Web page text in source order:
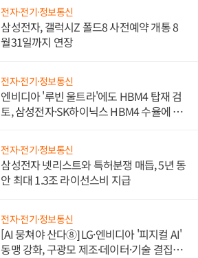
전자·전기·정보통신
삼성전자, 갤럭시Z 폴드8 사전예약 개통 8
월31일까지 연장
전자·전기·정보통신
엔비디아 '루빈 울트라'에도 HBM4 탑재 검
토, 삼성전자·SK하이닉스 HBM4 수율에 주
전자·전기·정보통신
삼성전자 넷리스트와 특허분쟁 매듭, 5년 동
안 최대 1.3조 라이선스비 지급
전자·전기·정보통신
[AI 뭉쳐야 산다⑧] LG·엔비디아 '피지컬 AI'
동맹 강화, 구광모 제조·데이터·기술 결집